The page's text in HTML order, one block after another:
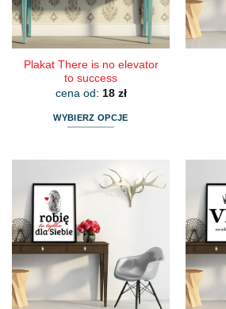
Plakat There is no elevator
to success
cena od: 18 zł
WYBIERZ OPCJE
wiele
wariantów.
Opcje
można
wybrać
na
stronie
produktu